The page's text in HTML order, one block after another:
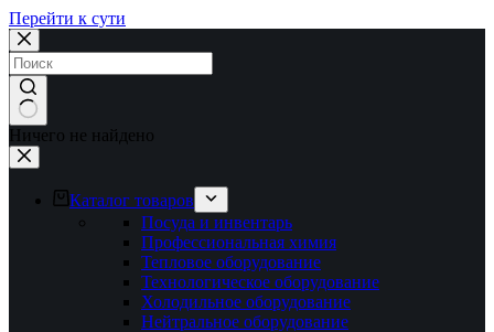
Перейти к сути
Ничего не найдено
Каталог товаров
Посуда и инвентарь
Профессиональная химия
Тепловое оборудование
Технологическое оборудование
Холодильное оборудование
Нейтральное оборудование